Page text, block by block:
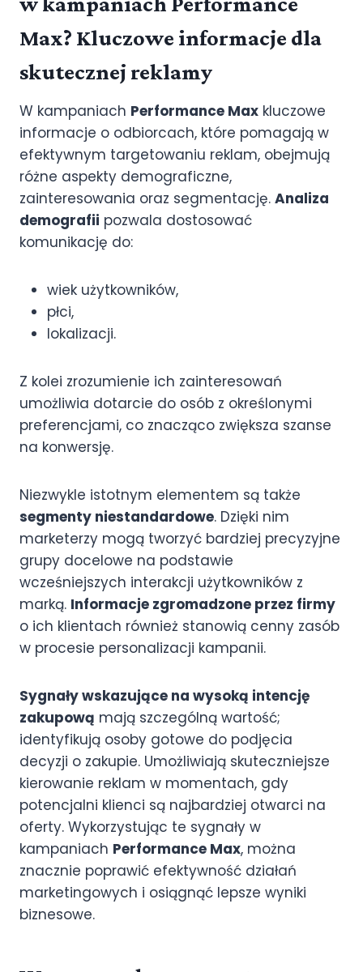
Max? Kluczowe informacje dla
skutecznej reklamy
W kampaniach Performance Max kluczowe
informacje o odbiorcach, które pomagają w
efektywnym targetowaniu reklam, obejmują
różne aspekty demograficzne,
zainteresowania oraz segmentację. Analiza
demografii pozwala dostosować
komunikację do:
wiek użytkowników,
płci,
lokalizacji.
Z kolei zrozumienie ich zainteresowań
umożliwia dotarcie do osób z określonymi
preferencjami, co znacząco zwiększa szanse
na konwersję.
Niezwykle istotnym elementem są także
segmenty niestandardowe. Dzięki nim
marketerzy mogą tworzyć bardziej precyzyjne
grupy docelowe na podstawie
wcześniejszych interakcji użytkowników z
marką. Informacje zgromadzone przez firmy
o ich klientach również stanowią cenny zasób
w procesie personalizacji kampanii.
Sygnały wskazujące na wysoką intencję
zakupową mają szczególną wartość;
identyfikują osoby gotowe do podjęcia
decyzji o zakupie. Umożliwiają skuteczniejsze
kierowanie reklam w momentach, gdy
potencjalni klienci są najbardziej otwarci na
oferty. Wykorzystując te sygnały w
kampaniach Performance Max, można
znacznie poprawić efektywność działań
marketingowych i osiągnąć lepsze wyniki
biznesowe.